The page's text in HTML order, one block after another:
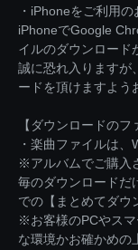
・iPhoneをご利用
iPhoneでGoogle
イルのダウンロード
誠に恐れ入りますが
ードを頂けますよう
【ダウンロードのフ
・楽曲ファイルは、
※アルバムでご購入
毎のダウンロードだ
での【まとめてダウ
※お客様のPCやス
な環境かお確かめの